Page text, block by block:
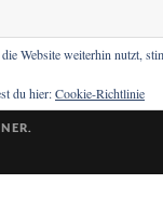
Website weiterhin nutzt,
du hier:Cookie-Richtlinie
.